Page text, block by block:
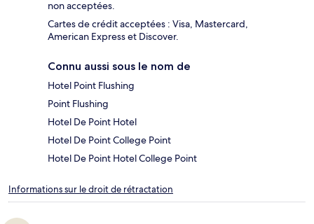
non acceptées.
Cartes de crédit acceptées : Visa, Mastercard,
American Express et Discover.
Connu aussi sous le nom de
Hotel Point Flushing
Point Flushing
Hotel De Point Hotel
Hotel De Point College Point
Hotel De Point Hotel College Point
Informations sur le droit de rétractation